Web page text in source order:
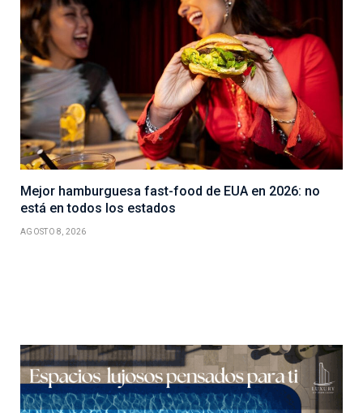
Mejor hamburguesa fast-food de EUA en 2026: no
está en todos los estados
AGOSTO 8, 2026